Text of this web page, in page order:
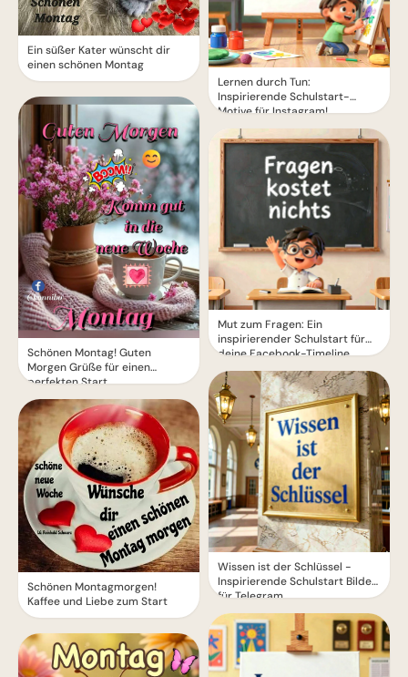
Ein süßer Kater wünscht dir
einen schönen Montag
Schönen Montag! Guten
Morgen Grüße für einen
perfekten Start
Schönen Montagmorgen!
Kaffee und Liebe zum Start
Lernen durch Tun:
Inspirierende Schulstart-
Motive für Instagram!
Mut zum Fragen: Ein
inspirierender Schulstart für
deine Facebook-Timeline
Wissen ist der Schlüssel -
Inspirierende Schulstart Bilder
für Telegram